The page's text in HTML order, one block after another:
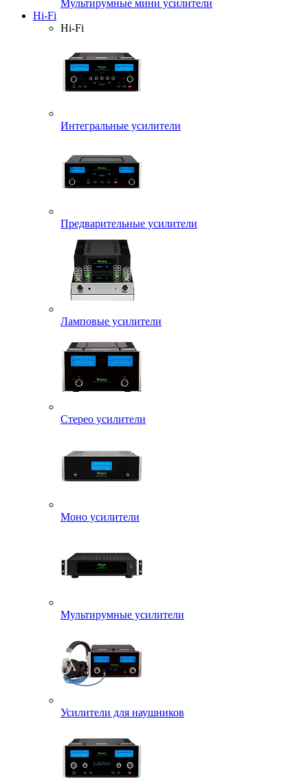
Мультирумные мини усилители
Hi-Fi
Hi-Fi
Интегральные усилители
Предварительные усилители
Ламповые усилители
Стерео усилители
Моно усилители
Мультирумные усилители
Усилители для наушников